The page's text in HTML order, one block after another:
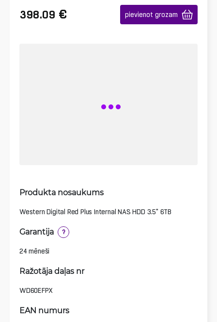
398.09 € pievienot grozam
Produkta nosaukums
Western Digital Red Plus Internal NAS HDD 3.5" 6TB
Garantija ?
24 mēneši
Ražotāja daļas nr
WD60EFPX
EAN numurs